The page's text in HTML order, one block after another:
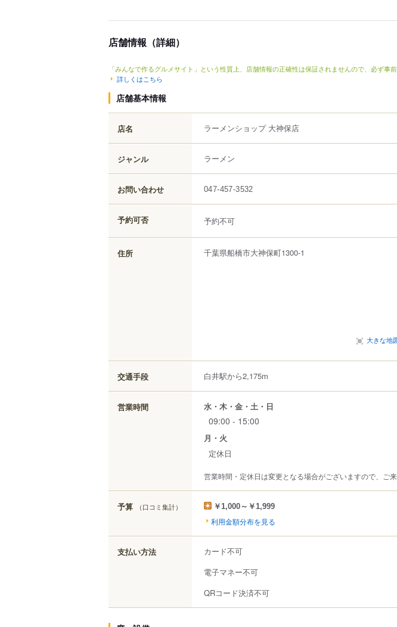
店舗情報（詳細）
「みんなで作るグルメサイト」という性質上、店舗情報の正確性は保証されませんので、必ず事
詳しくはこちら
店舗基本情報
店名 ラーメンショップ 大神保店
ジャンル ラーメン
お問い合わせ 047-457-3532
予約可否 予約不可
住所 千葉県船橋市大神保町1300-1
大きな地
交通手段 白井駅から2,175m
営業時間 水・木・金・土・日
09:00 - 15:00
月・火
定休日
営業時間・定休日は変更となる場合がございますので、ご
予算 （口コミ集計） ￥1,000～￥1,999
利用金額分布を見る
支払い方法
カード不可
電子マネー不可
QRコード決済不可